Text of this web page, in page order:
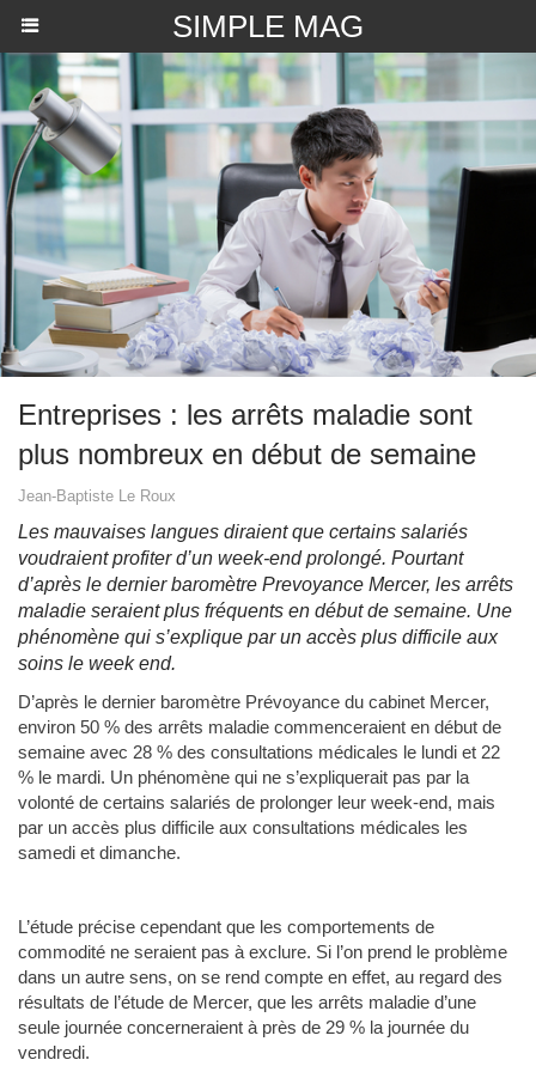
SIMPLE MAG
Entreprises : les arrêts maladie sont
plus nombreux en début de semaine
Jean-Baptiste Le Roux
Les mauvaises langues diraient que certains salariés
voudraient profiter d’un week-end prolongé. Pourtant
d’après le dernier baromètre Prevoyance Mercer, les arrêts
maladie seraient plus fréquents en début de semaine. Une
phénomène qui s’explique par un accès plus difficile aux
soins le week end.
D’après le dernier baromètre Prévoyance du cabinet Mercer,
environ 50 % des arrêts maladie commenceraient en début de
semaine avec 28 % des consultations médicales le lundi et 22
% le mardi. Un phénomène qui ne s’expliquerait pas par la
volonté de certains salariés de prolonger leur week-end, mais
par un accès plus difficile aux consultations médicales les
samedi et dimanche.
L’étude précise cependant que les comportements de
commodité ne seraient pas à exclure. Si l’on prend le problème
dans un autre sens, on se rend compte en effet, au regard des
résultats de l’étude de Mercer, que les arrêts maladie d’une
seule journée concerneraient à près de 29 % la journée du
vendredi.